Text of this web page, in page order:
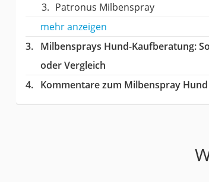
Patronus Milbenspray
mehr anzeigen
Milbensprays Hund-Kaufberatung:
oder Vergleich
Kommentare zum Milbenspray